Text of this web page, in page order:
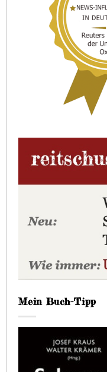
Mein Buch-Tipp